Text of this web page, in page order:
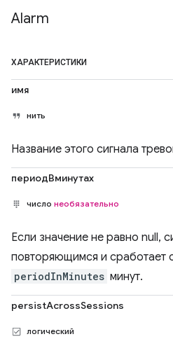
Alarm
ХАРАКТЕРИСТИКИ
имя
нить
Название этого сигнала
периодВминутах
число необязательно
Если значение не равно null,
повторяющимся и сработает
periodInMinutes минут.
persistAcrossSessions
логический